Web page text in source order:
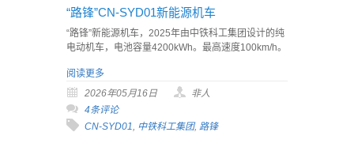
“路锋”CN-SYD01新能源机车
“路锋”新能源机车，2025年由中铁科工集团设计的纯
电动机车，电池容量4200kWh。最高速度100km/h。
阅读更多
2026年05月16日
非人
4条评论
CN-SYD01, 中铁科工集团, 路锋